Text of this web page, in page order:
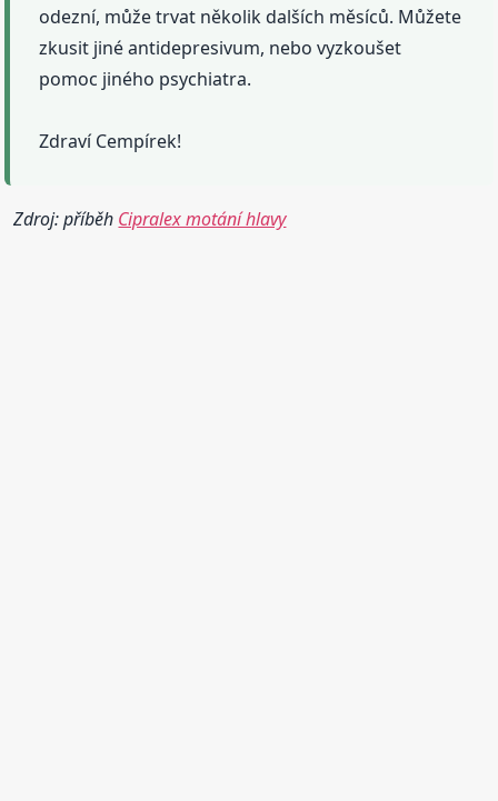
odezní, může trvat několik dalších měsíců. Můžete
zkusit jiné antidepresivum, nebo vyzkoušet
pomoc jiného psychiatra.
Zdraví Cempírek!
Zdroj: příběh Cipralex motání hlavy